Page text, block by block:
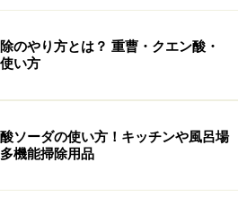
後に孵化したゴキブリがいて
の中、シンクやコンロの下、観
します。
ら侵入することもあります。特
のやり方とは？ 重曹・クエン酸・
い方
ソーダの使い方！キッチンや風呂場
機能掃除用品